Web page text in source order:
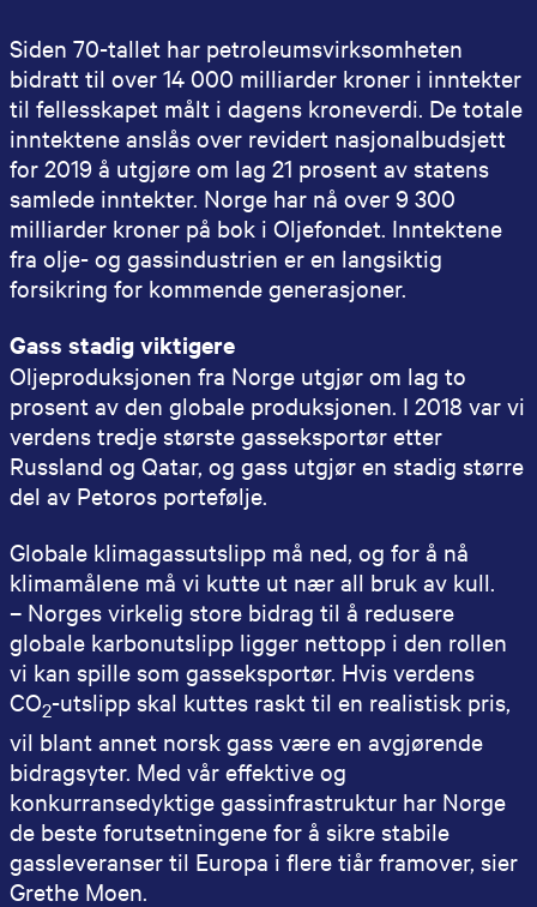
Siden 70-tallet har petroleumsvirksomheten
bidratt til over 14 000 milliarder kroner i inntekter
til fellesskapet målt i dagens kroneverdi. De totale
inntektene anslås over revidert nasjonalbudsjett
for 2019 å utgjøre om lag 21 prosent av statens
samlede inntekter. Norge har nå over 9 300
milliarder kroner på bok i Oljefondet. Inntektene
fra olje- og gassindustrien er en langsiktig
forsikring for kommende generasjoner.
Gass stadig viktigere
Oljeproduksjonen fra Norge utgjør om lag to
prosent av den globale produksjonen. I 2018 var vi
verdens tredje største gasseksportør etter
Russland og Qatar, og gass utgjør en stadig større
del av Petoros portefølje.
Globale klimagassutslipp må ned, og for å nå
klimamålene må vi kutte ut nær all bruk av kull.
– Norges virkelig store bidrag til å redusere
globale karbonutslipp ligger nettopp i den rollen
vi kan spille som gasseksportør. Hvis verdens
CO2-utslipp skal kuttes raskt til en realistisk pris,
vil blant annet norsk gass være en avgjørende
bidragsyter. Med vår effektive og
konkurransedyktige gassinfrastruktur har Norge
de beste forutsetningene for å sikre stabile
gassleveranser til Europa i flere tiår framover, sier
Grethe Moen.